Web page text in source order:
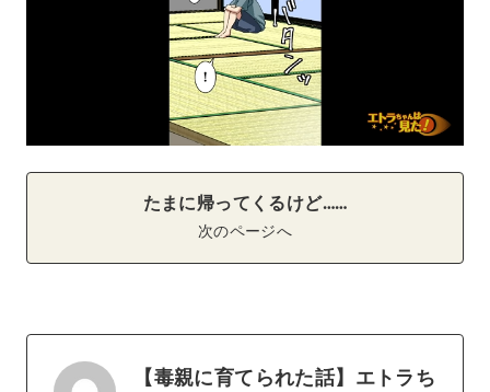
たまに帰ってくるけど……
次のページへ
【毒親に育てられた話】エトラち